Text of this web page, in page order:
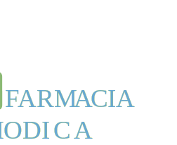
FARMACIA
CA